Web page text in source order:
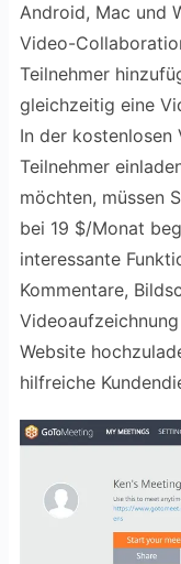
Android, Mac und
Video-
Teilnehmer
gleichzeitig eine
In der kostenlosen
Teilnehmer
möchten, müssen
bei 19 $/Monat
interessante
Kommentare,
Website
hilfreiche